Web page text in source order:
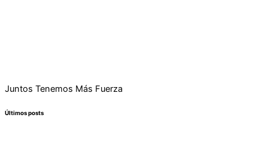
Juntos Tenemos Más Fuerza
Últimos posts